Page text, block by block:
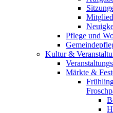
Pflege und
Kultur &
Märkte &